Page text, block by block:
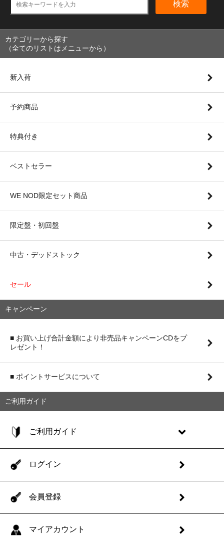
検索
カテゴリーから探す
（全てのリストはメニューから）
新入荷
予約商品
特典付き
ベストセラー
WE NOD限定セット商品
限定盤・初回盤
中古・デッドストック
セール
キャンペーン
■ お買い上げ合計金額により非売品キャンペーンCDをプ
レゼント！
■ ポイントサービスについて
ご利用ガイド
ご利用ガイド
ログイン
会員登録
マイアカウント